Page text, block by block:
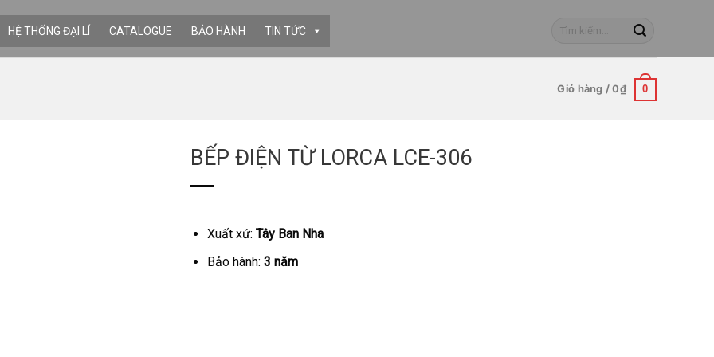
HỆ THỐNG ĐẠI LÍ CATALOGUE BẢO HÀNH TIN TỨC
Tìm
Giỏ hàng /0₫ 0
BẾP ĐIỆN TỪ LORCA LCE-306
Xuất xứ: Tây Ban Nha
Bảo hành: 3 năm